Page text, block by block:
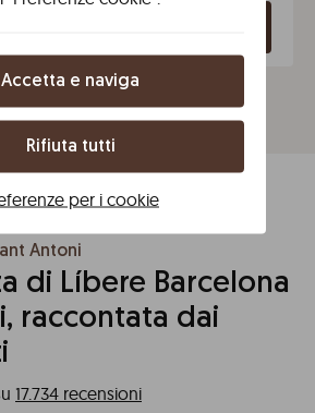
Antoni
di Líbere Barcelona
raccontata dai
17.734 recensioni
Accetta e naviga
Rifiuta tutti
per i cookie